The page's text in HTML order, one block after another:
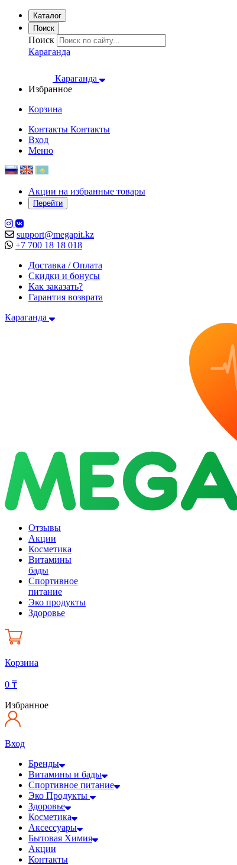
Каталог
Поиск
Поиск
Караганда
Караганда
Избранное
Корзина
Контакты Контакты
Вход
Меню
Акции на избранные товары
Перейти
support@megapit.kz
+7 700 18 18 018
Доставка / Оплата
Скидки и бонусы
Как заказать?
Гарантия возврата
Караганда
Отзывы
Акции
Косметика
Витамины
бады
Спортивное
питание
Эко продукты
Здоровье
Корзина
0 ₸
Избранное
Вход
Бренды
Витамины и бады
Спортивное питание
Эко Продукты
Здоровье
Косметика
Аксессуары
Бытовая Химия
Акции
Контакты